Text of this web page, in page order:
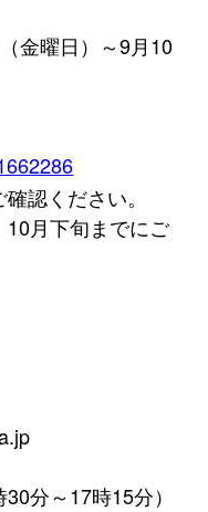
金曜日）～9月10
認ください。
月下旬までにご
分～17時15分）